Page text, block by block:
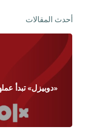
أحدث المقالات
«دوبيزل» تبدأ